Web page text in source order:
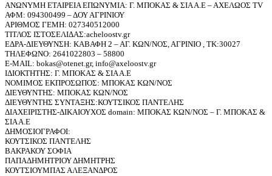
ΑΝΩΝΥΜΗ ΕΤΑΙΡΕΙΑ ΕΠΩΝΥΜΙΑ: Γ. ΜΠΟΚΑΣ & ΣΙΑ Α.Ε – ΑΧΕΛΩΟΣ TV
ΑΦΜ: 094300499 – ΔΟΥ ΑΓΡΙΝΙΟΥ
ΑΡΙΘΜΟΣ ΓΕΜΗ: 027340512000
ΤΙΤΛΟΣ ΙΣΤΟΣΕΛΙΔΑΣ:acheloostv.gr
ΕΔΡΑ-ΔΙΕΥΘΥΝΣΗ: ΚΑΒΑΦΗ 2 – ΑΓ. ΚΩΝ/ΝΟΣ, ΑΓΡΙΝΙΟ , ΤΚ:30027
ΤΗΛΕΦΩΝΟ: 2641022803 – 58800
E-MAIL: bokas@otenet.gr, info@axeloostv.gr
ΙΔΙΟΚΤΗΤΗΣ: Γ. ΜΠΟΚΑΣ & ΣΙΑ Α.Ε
ΝΟΜΙΜΟΣ ΕΚΠΡΟΣΩΠΟΣ: ΜΠΟΚΑΣ ΚΩΝ/ΝΟΣ
ΔΙΕΥΘΥΝΤΗΣ: ΜΠΟΚΑΣ ΚΩΝ/ΝΟΣ
ΔΙΕΥΘΥΝΤΗΣ ΣΥΝΤΑΞΗΣ:ΚΟΥΤΣΙΚΟΣ ΠΑΝΤΕΛΗΣ
ΔΙΑΧΕΙΡΙΣΤΗΣ-ΔΙΚΑΙΟΥΧΟΣ domain: ΜΠΟΚΑΣ ΚΩΝ/ΝΟΣ – Γ. ΜΠΟΚΑΣ &
ΣΙΑ Α.Ε
ΔΗΜΟΣΙΟΓΡΑΦΟΙ:
ΚΟΥΤΣΙΚΟΣ ΠΑΝΤΕΛΗΣ
ΒΑΚΡΑΚΟΥ ΣΟΦΙΑ
ΠΑΠΑΔΗΜΗΤΡΙΟΥ ΔΗΜΗΤΡΗΣ
ΚΟΥΤΣΙΟΥΜΠΑΣ ΑΛΕΞΑΝΔΡΟΣ